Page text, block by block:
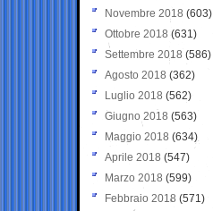
Novembre 2018 (603)
Ottobre 2018 (631)
Settembre 2018 (586)
Agosto 2018 (362)
Luglio 2018 (562)
Giugno 2018 (563)
Maggio 2018 (634)
Aprile 2018 (547)
Marzo 2018 (599)
Febbraio 2018 (571)